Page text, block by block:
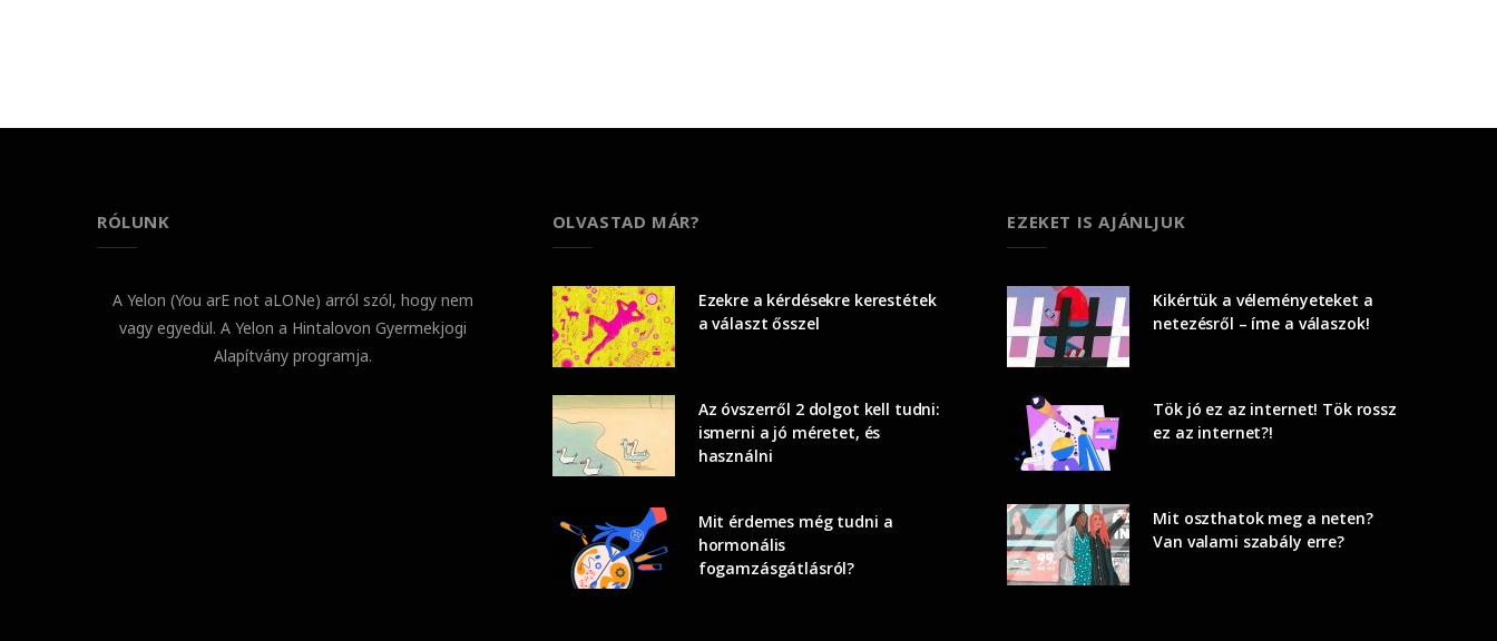
RÓLUNK
A Yelon (You arE not aLONe) arról szól, hogy nem
vagy egyedül. A Yelon a Hintalovon Gyermekjogi
Alapítvány programja.
OLVASTAD MÁR?
Ezekre a kérdésekre kerestétek
a választ ősszel
Az óvszerről 2 dolgot kell tudni:
ismerni a jó méretet, és
használni
Mit érdemes még tudni a
hormonális
fogamzásgátlásról?
EZEKET IS AJÁNLJUK
Kikértük a véleményeteket a
netezésről – íme a válaszok!
Tök jó ez az internet! Tök rossz
ez az internet?!
Mit oszthatok meg a neten?
Van valami szabály erre?